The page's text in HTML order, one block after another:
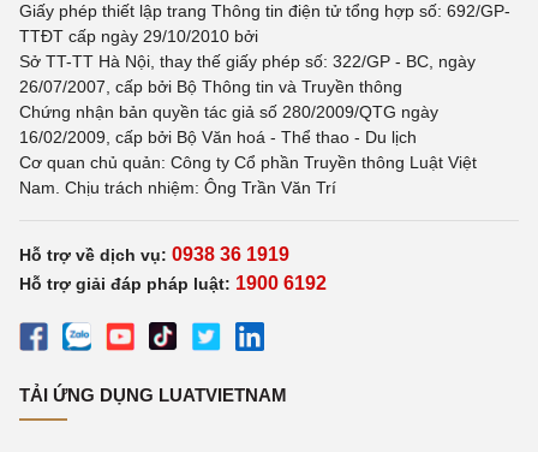
Giấy phép thiết lập trang Thông tin điện tử tổng hợp số: 692/GP-
TTĐT cấp ngày 29/10/2010 bởi
Sở TT-TT Hà Nội, thay thế giấy phép số: 322/GP - BC, ngày
26/07/2007, cấp bởi Bộ Thông tin và Truyền thông
Chứng nhận bản quyền tác giả số 280/2009/QTG ngày
16/02/2009, cấp bởi Bộ Văn hoá - Thể thao - Du lịch
Cơ quan chủ quản: Công ty Cổ phần Truyền thông Luật Việt
Nam. Chịu trách nhiệm: Ông Trần Văn Trí
Hỗ trợ về dịch vụ: 0938 36 1919
Hỗ trợ giải đáp pháp luật: 1900 6192
TẢI ỨNG DỤNG LUATVIETNAM